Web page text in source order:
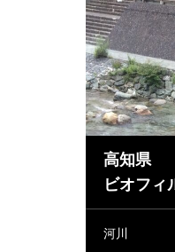
高知県
ビオフィ
河川